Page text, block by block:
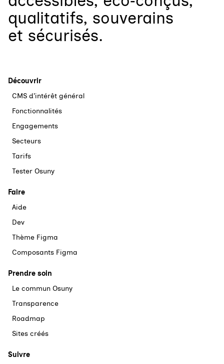
qualitatifs, souverains
et sécurisés.
Découvrir
CMS d’intérêt général
Fonctionnalités
Engagements
Secteurs
Tarifs
Tester Osuny
Faire
Aide
Dev
Thème Figma
Composants Figma
Prendre soin
Le commun Osuny
Transparence
Roadmap
Sites créés
Suivre